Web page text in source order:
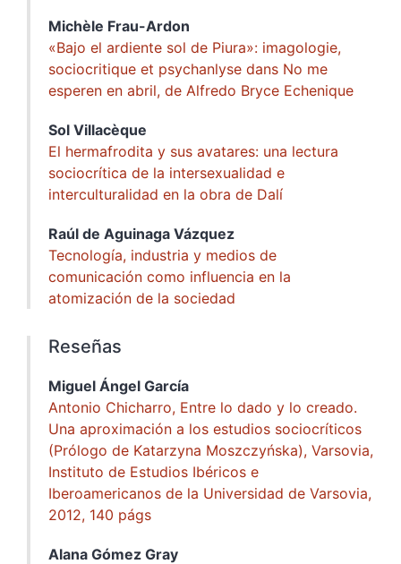
Michèle Frau-Ardon
«Bajo el ardiente sol de Piura»: imagologie,
sociocritique et psychanlyse dans No me
esperen en abril, de Alfredo Bryce Echenique
Sol Villacèque
El hermafrodita y sus avatares: una lectura
sociocrítica de la intersexualidad e
interculturalidad en la obra de Dalí
Raúl de Aguinaga Vázquez
Tecnología, industria y medios de
comunicación como influencia en la
atomización de la sociedad
Reseñas
Miguel Ángel García
Antonio Chicharro, Entre lo dado y lo creado.
Una aproximación a los estudios sociocríticos
(Prólogo de Katarzyna Moszczyńska), Varsovia,
Instituto de Estudios Ibéricos e
Iberoamericanos de la Universidad de Varsovia,
2012, 140 págs
Alana Gómez Gray